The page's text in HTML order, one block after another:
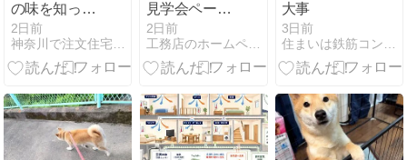
の味を知って
こそ、「もど
き」食材を食
べよう！
2日前
神奈川で注文住宅を建てている会社、株式会社ジェー・アール・…
見学会ページ
の更新を簡単
に済ませちゃ
いましょ
2日前
工務店のホームページ集客の実践ブログ：年3棟受注するノウハウ
大事
3日前
住まいは鉄筋コンクリートにしなさい!